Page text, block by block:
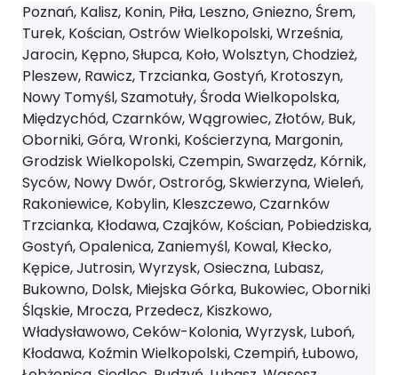
Poznań, Kalisz, Konin, Piła, Leszno, Gniezno, Śrem,
Turek, Kościan, Ostrów Wielkopolski, Września,
Jarocin, Kępno, Słupca, Koło, Wolsztyn, Chodzież,
Pleszew, Rawicz, Trzcianka, Gostyń, Krotoszyn,
Nowy Tomyśl, Szamotuły, Środa Wielkopolska,
Międzychód, Czarnków, Wągrowiec, Złotów, Buk,
Oborniki, Góra, Wronki, Kościerzyna, Margonin,
Grodzisk Wielkopolski, Czempin, Swarzędz, Kórnik,
Syców, Nowy Dwór, Ostroróg, Skwierzyna, Wieleń,
Rakoniewice, Kobylin, Kleszczewo, Czarnków
Trzcianka, Kłodawa, Czajków, Kościan, Pobiedziska,
Gostyń, Opalenica, Zaniemyśl, Kowal, Kłecko,
Kępice, Jutrosin, Wyrzysk, Osieczna, Lubasz,
Bukowno, Dolsk, Miejska Górka, Bukowiec, Oborniki
Śląskie, Mrocza, Przedecz, Kiszkowo,
Władysławowo, Ceków-Kolonia, Wyrzysk, Luboń,
Kłodawa, Koźmin Wielkopolski, Czempiń, Łubowo,